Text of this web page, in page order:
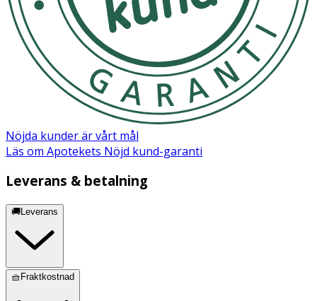
Nöjda kunder är vårt mål
Läs om Apotekets Nöjd kund-garanti
Leverans & betalning
🚚Leverans
🧺Fraktkostnad